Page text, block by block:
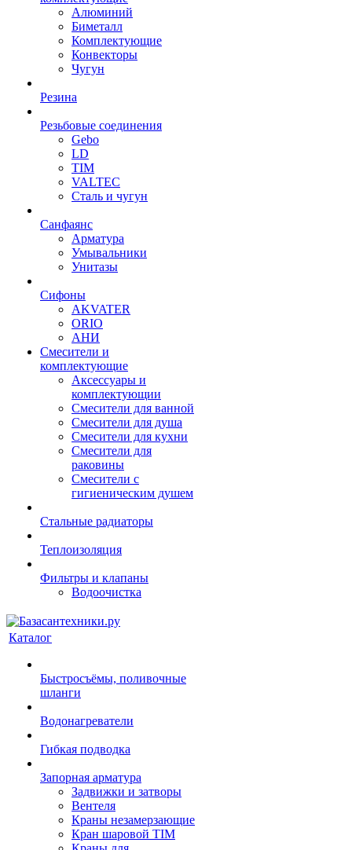
Алюминий
Биметалл
Комплектующие
Конвекторы
Чугун
Резина
Резьбовые соединения
Gebo
LD
TIM
VALTEC
Сталь и чугун
Санфаянс
Арматура
Умывальники
Унитазы
Сифоны
AKVATER
ORIO
АНИ
Смесители и
комплектующие
Аксессуары и
комплектующии
Смесители для ванной
Смесители для душа
Смесители для кухни
Смесители для
раковины
Смесители с
гигиеническим душем
Стальные радиаторы
Теплоизоляция
Фильтры и клапаны
Водоочистка
Каталог
Быстросъёмы, поливочные
шланги
Водонагреватели
Гибкая подводка
Запорная арматура
Задвижки и затворы
Вентеля
Краны незамерзающие
Кран шаровой TIM